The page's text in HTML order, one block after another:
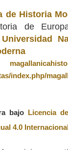
de Historia
de
Universidad
index.php/
bajo
Licencia
4.0